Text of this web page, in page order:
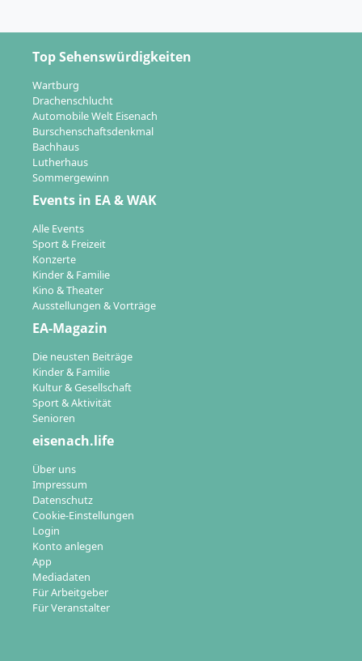
Top Sehenswürdigkeiten
Wartburg
Drachenschlucht
Automobile Welt Eisenach
Burschenschaftsdenkmal
Bachhaus
Lutherhaus
Sommergewinn
Events in EA & WAK
Alle Events
Sport & Freizeit
Konzerte
Kinder & Familie
Kino & Theater
Ausstellungen & Vorträge
EA-Magazin
Die neusten Beiträge
Kinder & Familie
Kultur & Gesellschaft
Sport & Aktivität
Senioren
eisenach.life
Über uns
Impressum
Datenschutz
Cookie-Einstellungen
Login
Konto anlegen
App
Mediadaten
Für Arbeitgeber
Für Veranstalter